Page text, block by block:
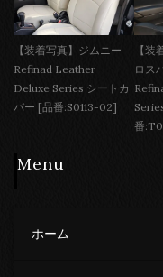
【装着写真】ジムニー
Refinad Leather
Deluxe Series シートカ
バー [品番:S0113-02]
【
ロス
番
Menu
ホーム